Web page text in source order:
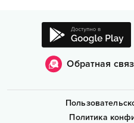
Обратная
Политика